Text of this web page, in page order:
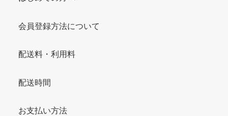
会員登録方法について
配送料・利用料
配送時間
お支払い方法